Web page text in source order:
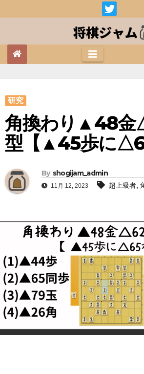
研究
角換わり▲48金
型【▲45歩に
By shogijam_admin
11月 12, 2023 超上級者,